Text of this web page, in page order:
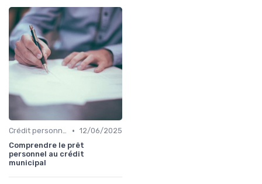
Crédit personnel • 12/06/2025
Comprendre le prêt
personnel au crédit
municipal